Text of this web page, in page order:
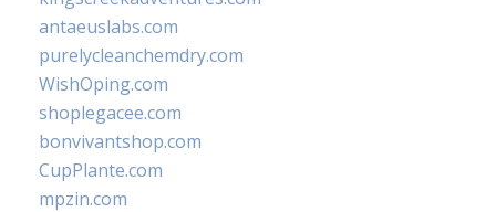
antaeuslabs.com
purelycleanchemdry.com
WishOping.com
shoplegacee.com
bonvivantshop.com
CupPlante.com
mpzin.com